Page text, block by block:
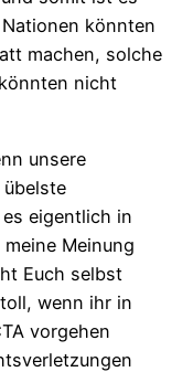
könnten
machen, solche
nicht
unsere
eigentlich in
Meinung
Euch selbst
wenn ihr in
vorgehen